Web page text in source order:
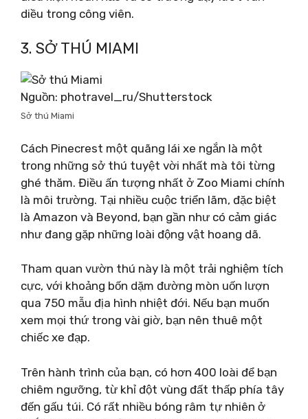
diều trong công viên.
3. SỞ THÚ MIAMI
Nguồn: photravel_ru/Shutterstock
Sở thú Miami
Cách Pinecrest một quãng lái xe ngắn là một
trong những sở thú tuyệt vời nhất mà tôi từng
ghé thăm. Điều ấn tượng nhất ở Zoo Miami chính
là môi trường. Tại nhiều cuộc triển lãm, đặc biệt
là Amazon và Beyond, bạn gần như có cảm giác
như đang gặp những loài động vật hoang dã.
Tham quan vườn thú này là một trải nghiệm tích
cực, với khoảng bốn dặm đường mòn uốn lượn
qua 750 mẫu địa hình nhiệt đới. Nếu bạn muốn
xem mọi thứ trong vài giờ, bạn nên thuê một
chiếc xe đạp.
Trên hành trình của bạn, có hơn 400 loài để bạn
chiêm ngưỡng, từ khỉ đột vùng đất thấp phía tây
đến gấu túi. Có rất nhiều bóng râm tự nhiên ở